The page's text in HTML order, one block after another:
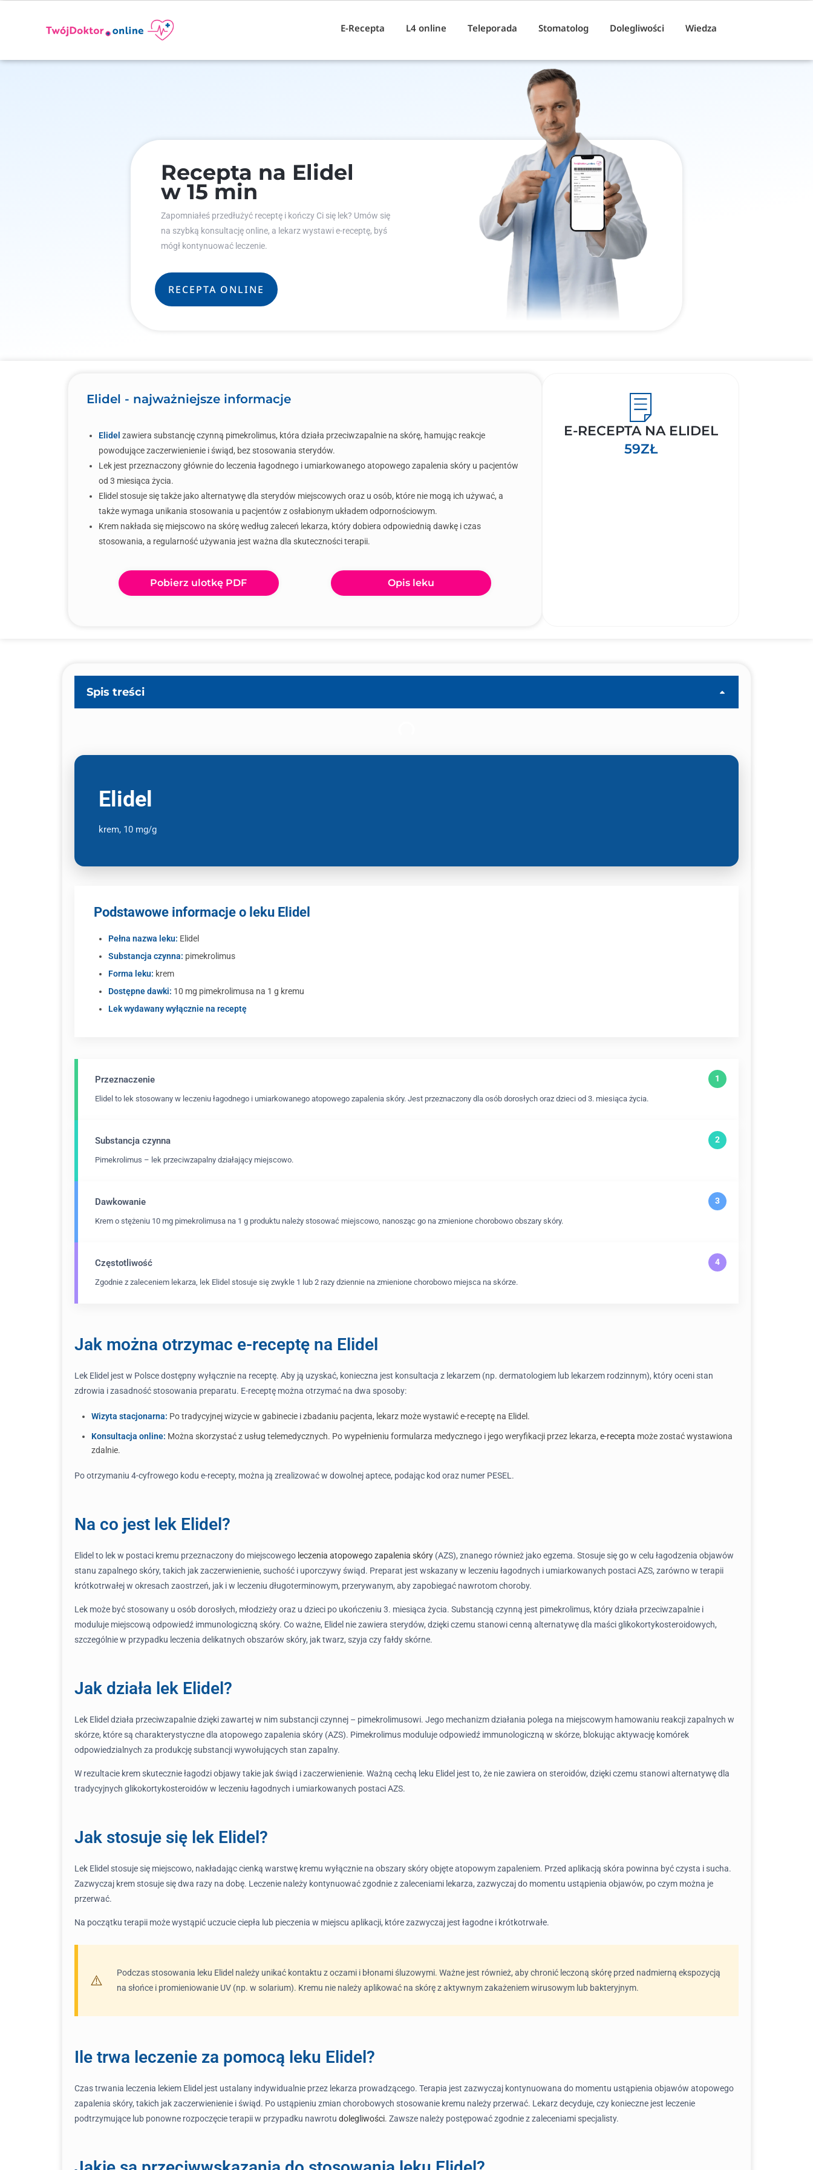
E-Recepta L4 online Teleporada Stomatolog Dolegliwości Wiedza
Recepta na Elidel
w 15 min
Zapomniałeś przedłużyć receptę i kończy Ci się lek? Umów się
na szybką konsultację online, a lekarz wystawi e-receptę, byś
mógł kontynuować leczenie.
RECEPTA ONLINE
Elidel - najważniejsze informacje
Elidel zawiera substancję czynną pimekrolimus, która działa przeciwzapalnie na skórę, hamując reakcje
powodujące zaczerwienienie i świąd, bez stosowania sterydów.
Lek jest przeznaczony głównie do leczenia łagodnego i umiarkowanego atopowego zapalenia skóry u pacjentów
od 3 miesiąca życia.
Elidel stosuje się także jako alternatywę dla sterydów miejscowych oraz u osób, które nie mogą ich używać, a
także wymaga unikania stosowania u pacjentów z osłabionym układem odpornościowym.
Krem nakłada się miejscowo na skórę według zaleceń lekarza, który dobiera odpowiednią dawkę i czas
stosowania, a regularność używania jest ważna dla skuteczności terapii.
Pobierz ulotkę PDF Opis leku
E-RECEPTA NA ELIDEL
59ZŁ
Spis treści
Elidel
krem, 10 mg/g
Podstawowe informacje o leku Elidel
Pełna nazwa leku: Elidel
Substancja czynna: pimekrolimus
Forma leku: krem
Dostępne dawki: 10 mg pimekrolimusa na 1 g kremu
Lek wydawany wyłącznie na receptę
Przeznaczenie
Elidel to lek stosowany w leczeniu łagodnego i umiarkowanego atopowego zapalenia skóry. Jest przeznaczony dla osób dorosłych oraz dzieci od 3. miesiąca życia.
Substancja czynna
Pimekrolimus – lek przeciwzapalny działający miejscowo.
Dawkowanie
Krem o stężeniu 10 mg pimekrolimusa na 1 g produktu należy stosować miejscowo, nanosząc go na zmienione chorobowo obszary skóry.
Częstotliwość
Zgodnie z zaleceniem lekarza, lek Elidel stosuje się zwykle 1 lub 2 razy dziennie na zmienione chorobowo miejsca na skórze.
Jak można otrzymac e-receptę na Elidel
Lek Elidel jest w Polsce dostępny wyłącznie na receptę. Aby ją uzyskać, konieczna jest konsultacja z lekarzem (np. dermatologiem lub lekarzem rodzinnym), który oceni stan
zdrowia i zasadność stosowania preparatu. E-receptę można otrzymać na dwa sposoby:
Wizyta stacjonarna: Po tradycyjnej wizycie w gabinecie i zbadaniu pacjenta, lekarz może wystawić e-receptę na Elidel.
Konsultacja online: Można skorzystać z usług telemedycznych. Po wypełnieniu formularza medycznego i jego weryfikacji przez lekarza, e-recepta może zostać wystawiona
zdalnie.
Po otrzymaniu 4-cyfrowego kodu e-recepty, można ją zrealizować w dowolnej aptece, podając kod oraz numer PESEL.
Na co jest lek Elidel?
Elidel to lek w postaci kremu przeznaczony do miejscowego leczenia atopowego zapalenia skóry (AZS), znanego również jako egzema. Stosuje się go w celu łagodzenia objawów
stanu zapalnego skóry, takich jak zaczerwienienie, suchość i uporczywy świąd. Preparat jest wskazany w leczeniu łagodnych i umiarkowanych postaci AZS, zarówno w terapii
krótkotrwałej w okresach zaostrzeń, jak i w leczeniu długoterminowym, przerywanym, aby zapobiegać nawrotom choroby.
Lek może być stosowany u osób dorosłych, młodzieży oraz u dzieci po ukończeniu 3. miesiąca życia. Substancją czynną jest pimekrolimus, który działa przeciwzapalnie i
moduluje miejscową odpowiedź immunologiczną skóry. Co ważne, Elidel nie zawiera sterydów, dzięki czemu stanowi cenną alternatywę dla maści glikokortykosteroidowych,
szczególnie w przypadku leczenia delikatnych obszarów skóry, jak twarz, szyja czy fałdy skórne.
Jak działa lek Elidel?
Lek Elidel działa przeciwzapalnie dzięki zawartej w nim substancji czynnej – pimekrolimusowi. Jego mechanizm działania polega na miejscowym hamowaniu reakcji zapalnych w
skórze, które są charakterystyczne dla atopowego zapalenia skóry (AZS). Pimekrolimus moduluje odpowiedź immunologiczną w skórze, blokując aktywację komórek
odpowiedzialnych za produkcję substancji wywołujących stan zapalny.
W rezultacie krem skutecznie łagodzi objawy takie jak świąd i zaczerwienienie. Ważną cechą leku Elidel jest to, że nie zawiera on steroidów, dzięki czemu stanowi alternatywę dla
tradycyjnych glikokortykosteroidów w leczeniu łagodnych i umiarkowanych postaci AZS.
Jak stosuje się lek Elidel?
Lek Elidel stosuje się miejscowo, nakładając cienką warstwę kremu wyłącznie na obszary skóry objęte atopowym zapaleniem. Przed aplikacją skóra powinna być czysta i sucha.
Zazwyczaj krem stosuje się dwa razy na dobę. Leczenie należy kontynuować zgodnie z zaleceniami lekarza, zazwyczaj do momentu ustąpienia objawów, po czym można je
przerwać.
Na początku terapii może wystąpić uczucie ciepła lub pieczenia w miejscu aplikacji, które zazwyczaj jest łagodne i krótkotrwałe.
Podczas stosowania leku Elidel należy unikać kontaktu z oczami i błonami śluzowymi. Ważne jest również, aby chronić leczoną skórę przed nadmierną ekspozycją
na słońce i promieniowanie UV (np. w solarium). Kremu nie należy aplikować na skórę z aktywnym zakażeniem wirusowym lub bakteryjnym.
Ile trwa leczenie za pomocą leku Elidel?
Czas trwania leczenia lekiem Elidel jest ustalany indywidualnie przez lekarza prowadzącego. Terapia jest zazwyczaj kontynuowana do momentu ustąpienia objawów atopowego
zapalenia skóry, takich jak zaczerwienienie i świąd. Po ustąpieniu zmian chorobowych stosowanie kremu należy przerwać. Lekarz decyduje, czy konieczne jest leczenie
podtrzymujące lub ponowne rozpoczęcie terapii w przypadku nawrotu dolegliwości. Zawsze należy postępować zgodnie z zaleceniami specjalisty.